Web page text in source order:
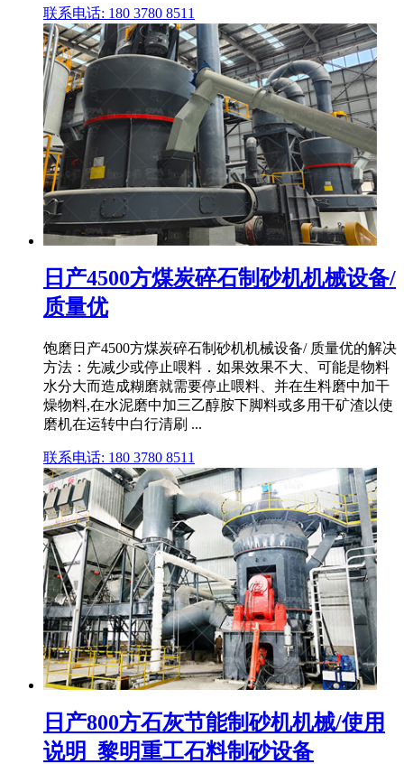
联系电话: 180 3780 8511
日产4500方煤炭碎石制砂机机械设备/
质量优
饱磨日产4500方煤炭碎石制砂机机械设备/ 质量优的解决
方法：先减少或停止喂料．如果效果不大、可能是物料
水分大而造成糊磨就需要停止喂料、并在生料磨中加干
燥物料,在水泥磨中加三乙醇胺下脚料或多用干矿渣以使
磨机在运转中白行清刷 ...
联系电话: 180 3780 8511
日产800方石灰节能制砂机机械/使用
说明_黎明重工石料制砂设备